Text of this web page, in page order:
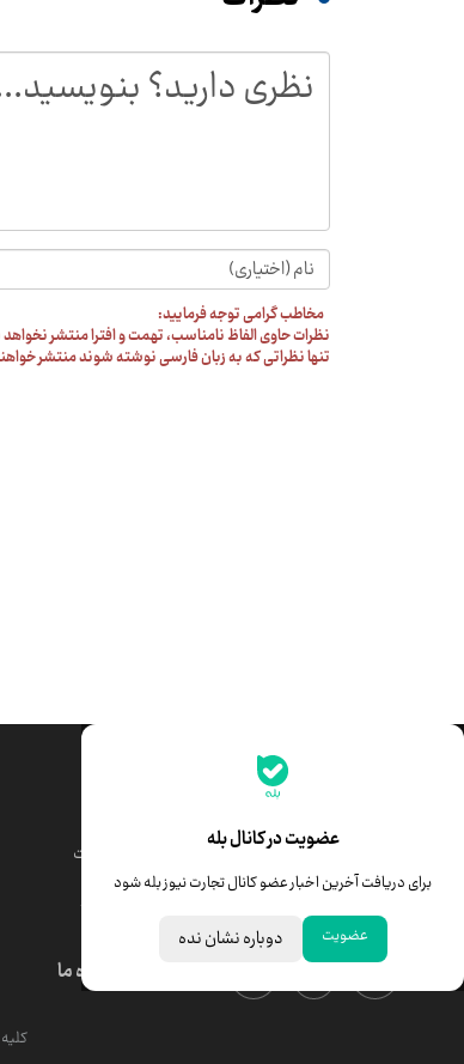
مخاطب گرامی توجه فرمایید:
نظرات حاوی الفاظ نامناسب، تهمت و افترا منتشر
تنها نظراتی که به زبان فارسی نوشته شوند منتشر
عضویت در کانال بله
برای دریافت آخرین اخبار عضو کانال تجارت نیوز بله شود
عضویت دوباره نشان نده
قیمت سکه امامی
قیمت درهم امارات
ابزار تبدیل نرخ ارز
درباره ما